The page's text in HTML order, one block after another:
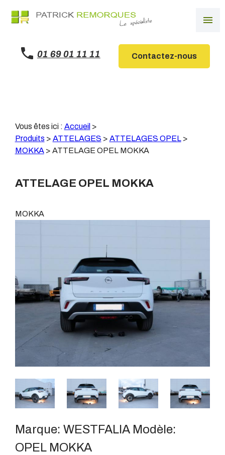
menu
01 69 01 11 11 Contactez-nous
Vous êtes ici : Accueil >
Produits > ATTELAGES > ATTELAGES OPEL>
MOKKA> ATTELAGE OPEL MOKKA
ATTELAGE OPEL MOKKA
MOKKA
Marque: WESTFALIA Modèle:
OPEL MOKKA